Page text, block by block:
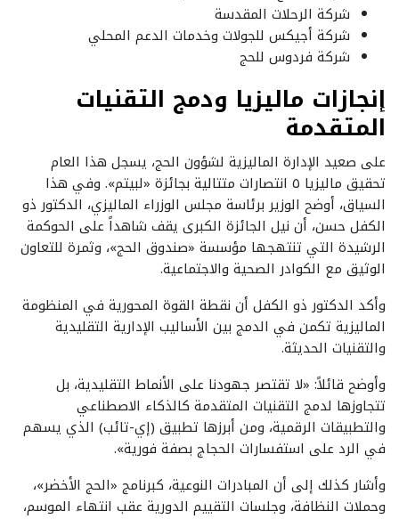
شركة الرحلات المقدسة
شركة أجيكس للجولات وخدمات الدعم المحلي
شركة فردوس للحج
إنجازات ماليزيا ودمج التقنيات
المتقدمة
على صعيد الإدارة الماليزية لشؤون الحج، يسجل هذا العام
تحقيق ماليزيا ٥ انتصارات متتالية بجائزة «لبيتم». وفي هذا
السياق، أوضح الوزير برئاسة مجلس الوزراء الماليزي، الدكتور ذو
الكفل حسن، أن نيل الجائزة الكبرى يقف شاهداً على الحوكمة
الرشيدة التي تنتهجها مؤسسة «صندوق الحج»، وثمرة للتعاون
الوثيق مع الكوادر الصحية والاجتماعية.
وأكد الدكتور ذو الكفل أن نقطة القوة المحورية في المنظومة
الماليزية تكمن في الدمج بين الأساليب الإدارية التقليدية
والتقنيات الحديثة.
وأوضح قائلاً: «لا تقتصر جهودنا على الأنماط التقليدية، بل
تتجاوزها لدمج التقنيات المتقدمة كالذكاء الاصطناعي
والتطبيقات الرقمية، ومن أبرزها تطبيق (إي-تائب) الذي يسهم
في الرد على استفسارات الحجاج بصفة فورية».
وأشار كذلك إلى أن المبادرات النوعية، كبرنامج «الحج الأخضر»،
وحملات النظافة، وجلسات التقييم الدورية عقب انتهاء الموسم،